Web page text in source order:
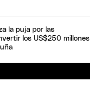
la puja por las
los US$250 millones